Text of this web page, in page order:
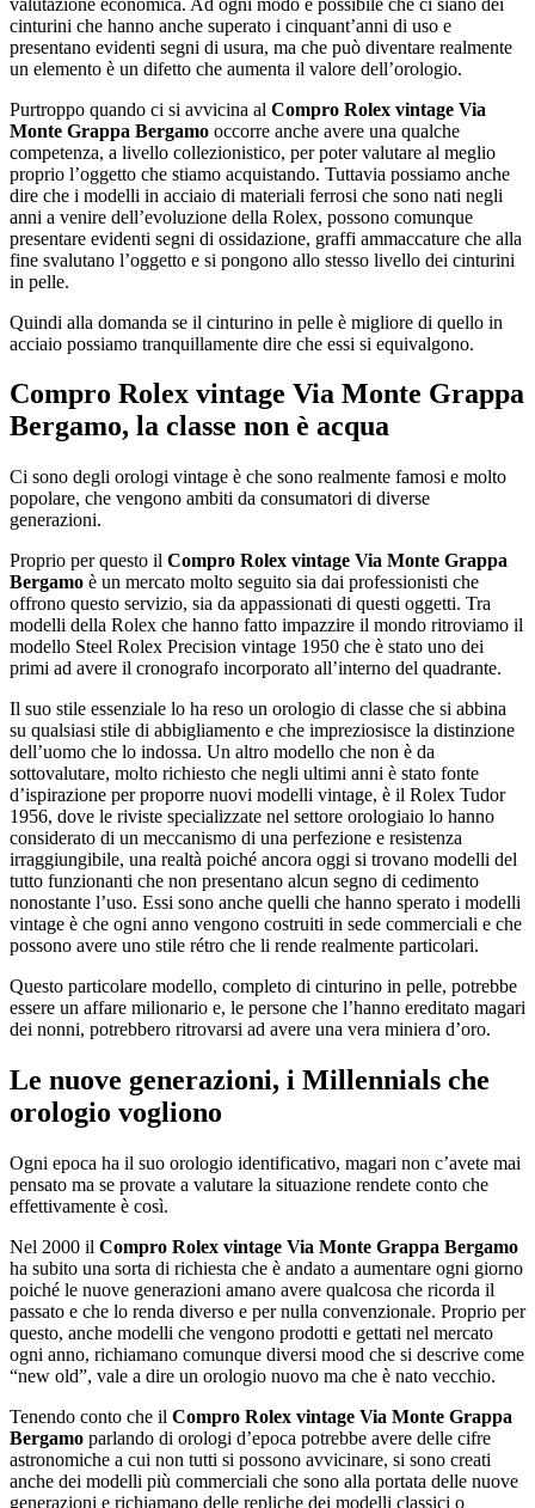
cinturini che hanno anche superato i cinquant’anni di uso e
presentano evidenti segni di usura, ma che può diventare realmente
un elemento è un difetto che aumenta il valore dell’orologio.
Purtroppo quando ci si avvicina al Compro Rolex vintage Via
Monte Grappa Bergamo occorre anche avere una qualche
competenza, a livello collezionistico, per poter valutare al meglio
proprio l’oggetto che stiamo acquistando. Tuttavia possiamo anche
dire che i modelli in acciaio di materiali ferrosi che sono nati negli
anni a venire dell’evoluzione della Rolex, possono comunque
presentare evidenti segni di ossidazione, graffi ammaccature che alla
fine svalutano l’oggetto e si pongono allo stesso livello dei cinturini
in pelle.
Quindi alla domanda se il cinturino in pelle è migliore di quello in
acciaio possiamo tranquillamente dire che essi si equivalgono.
Compro Rolex vintage Via Monte Grappa
Bergamo, la classe non è acqua
Ci sono degli orologi vintage è che sono realmente famosi e molto
popolare, che vengono ambiti da consumatori di diverse
generazioni.
Proprio per questo il Compro Rolex vintage Via Monte Grappa
Bergamo è un mercato molto seguito sia dai professionisti che
offrono questo servizio, sia da appassionati di questi oggetti. Tra
modelli della Rolex che hanno fatto impazzire il mondo ritroviamo il
modello Steel Rolex Precision vintage 1950 che è stato uno dei
primi ad avere il cronografo incorporato all’interno del quadrante.
Il suo stile essenziale lo ha reso un orologio di classe che si abbina
su qualsiasi stile di abbigliamento e che impreziosisce la distinzione
dell’uomo che lo indossa. Un altro modello che non è da
sottovalutare, molto richiesto che negli ultimi anni è stato fonte
d’ispirazione per proporre nuovi modelli vintage, è il Rolex Tudor
1956, dove le riviste specializzate nel settore orologiaio lo hanno
considerato di un meccanismo di una perfezione e resistenza
irraggiungibile, una realtà poiché ancora oggi si trovano modelli del
tutto funzionanti che non presentano alcun segno di cedimento
nonostante l’uso. Essi sono anche quelli che hanno sperato i modelli
vintage è che ogni anno vengono costruiti in sede commerciali e che
possono avere uno stile rétro che li rende realmente particolari.
Questo particolare modello, completo di cinturino in pelle, potrebbe
essere un affare milionario e, le persone che l’hanno ereditato magari
dei nonni, potrebbero ritrovarsi ad avere una vera miniera d’oro.
Le nuove generazioni, i Millennials che
orologio vogliono
Ogni epoca ha il suo orologio identificativo, magari non c’avete mai
pensato ma se provate a valutare la situazione rendete conto che
effettivamente è così.
Nel 2000 il Compro Rolex vintage Via Monte Grappa Bergamo
ha subito una sorta di richiesta che è andato a aumentare ogni giorno
poiché le nuove generazioni amano avere qualcosa che ricorda il
passato e che lo renda diverso e per nulla convenzionale. Proprio per
questo, anche modelli che vengono prodotti e gettati nel mercato
ogni anno, richiamano comunque diversi mood che si descrive come
“new old”, vale a dire un orologio nuovo ma che è nato vecchio.
Tenendo conto che il Compro Rolex vintage Via Monte Grappa
Bergamo parlando di orologi d’epoca potrebbe avere delle cifre
astronomiche a cui non tutti si possono avvicinare, si sono creati
anche dei modelli più commerciali che sono alla portata delle nuove
generazioni e richiamano delle repliche dei modelli classici o